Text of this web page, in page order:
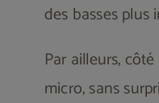
des basses plus
Par ailleurs,
micro, sans